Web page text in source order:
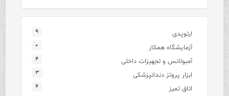
ارتوپدی ۹
آزمایشگاه همکار ۰
آمبولانس و تجهیزات داخلی ۴
ابزار پروتز دندانپزشکی ۳
اتاق تمیز ۴